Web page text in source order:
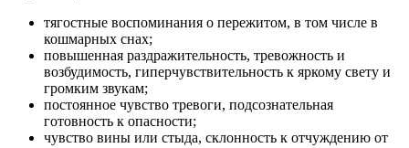
тягостные воспоминания о пережитом, в том числе в
кошмарных снах;
повышенная раздражительность, тревожность и
возбудимость, гиперчувствительность к яркому свету и
громким звукам;
постоянное чувство тревоги, подсознательная
готовность к опасности;
чувство вины или стыда, склонность к отчуждению от